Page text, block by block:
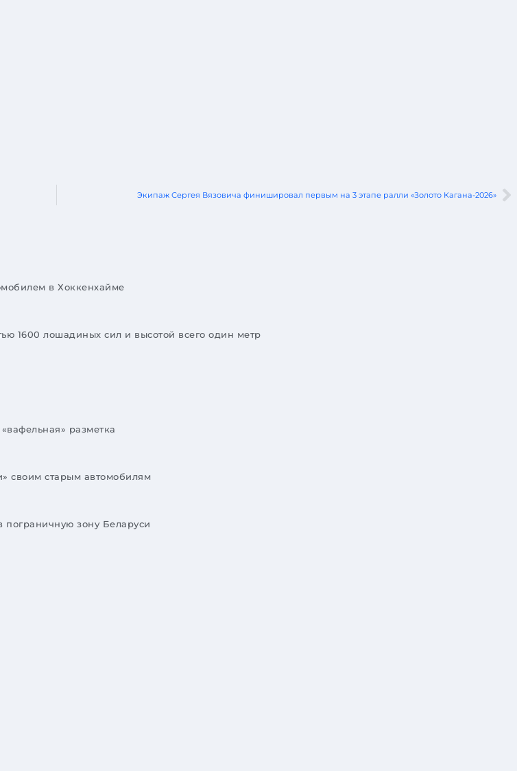
Экипаж Сергея Вязовича финишировал первым на 3 этапе ралли «Золото Кагана-2026»
в Хоккенхайме
1600 лошадиных сил и высотой всего один метр
разметка
своим старым автомобилям
зону Беларуси